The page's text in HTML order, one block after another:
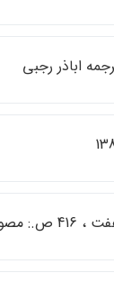
اباذر رجبي
ص.: مصور(رنگي)